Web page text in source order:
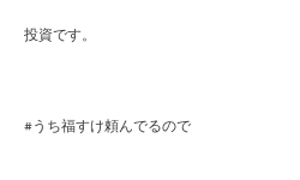
投資です。
#うち福すけ頼んでるので